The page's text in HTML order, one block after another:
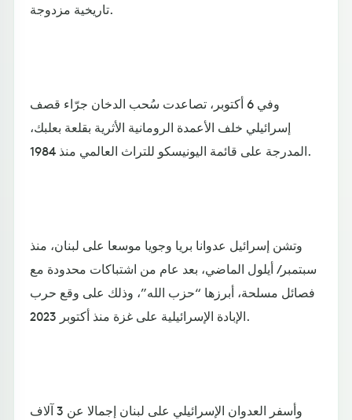
تاريخية مزدوجة.
وفي 6 أكتوبر، تصاعدت سُحب الدخان جرّاء قصف
إسرائيلي خلف الأعمدة الرومانية الأثرية بقلعة بعلبك،
المدرجة على قائمة اليونيسكو للتراث العالمي منذ 1984.
وتشن إسرائيل عدوانا بريا وجويا موسعا على لبنان، منذ
سبتمبر/ أيلول الماضي، بعد عام من اشتباكات محدودة مع
فصائل مسلحة، أبرزها “حزب الله”، وذلك على وقع حرب
الإبادة الإسرائيلية على غزة منذ أكتوبر 2023.
وأسفر العدوان الإسرائيلي على لبنان إجمالا عن 3 آلاف